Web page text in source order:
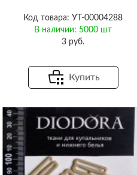
Код товара: УТ-00004288
В наличии: 5000 шт
3 руб.
Купить